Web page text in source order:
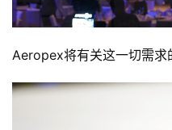
Aeropex将有关这一切需求